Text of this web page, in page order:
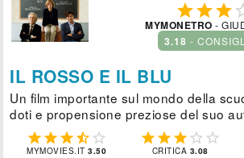

MYMONETRO -
3.18 -
IL ROSSO E IL BLU
Un film importante sul mondo della
doti e propensione preziose del suo
    
MYMOVIES.IT3.50
    
CRITICA 3.08